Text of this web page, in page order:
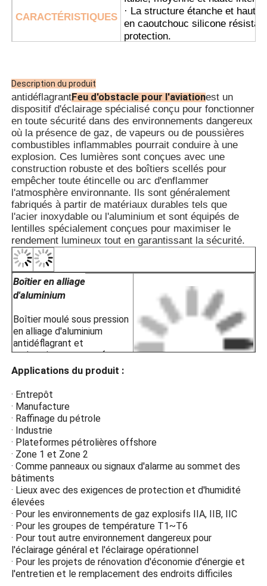
CARACTÉRISTIQUES
· La structure étanche et
en caoutchouc silicone
protection.
s'allumant automatiquement la
s'éteignant pendant la journée.
· La synchronisation sans fil
l'utilisation et l'installation ;
· Il convient au câblage de
APPL
· Plateformes pétrolières et
· Usines de traitement chimique
· Silos à grains et moulins à
· Plates-formes de forage
· Stations GNL
· Mines de charbon et
· Entrepôts de stockage
Description du produit
antidéflagrantFeu d'obstacle pour l'aviationest un
dispositif d'éclairage spécialisé conçu pour fonctionner
en toute sécurité dans des environnements dangereux
où la présence de gaz, de vapeurs ou de poussières
combustibles inflammables pourrait conduire à une
explosion. Ces lumières sont conçues avec une
construction robuste et des boîtiers scellés pour
empêcher toute étincelle ou arc d'enflammer
l'atmosphère environnante. Ils sont généralement
fabriqués à partir de matériaux durables tels que
l'acier inoxydable ou l'aluminium et sont équipés de
lentilles spécialement conçues pour maximiser le
rendement lumineux tout en garantissant la sécurité.
Boîtier en alliage
d'aluminium
Boîtier moulé sous pression
en alliage d'aluminium
antidéflagrant et
antistatique avec surface
en plastique pulvérisée
électrostatiquement pour
une résistance à la
corrosion, antistatique et
aux chocs.
résistance
La protection
trempé à haute résistance
d'arc provenant de
l'éclairage d'entrer en
contact avec des gaz
inflammables et de
provoquer des explosions.
Conception économe en
Applications du produit :
· Entrepôt
· Manufacture
· Raffinage du pétrole
· Industrie
· Plateformes pétrolières offshore
· Zone 1 et Zone 2
· Comme panneaux ou signaux d'alarme au sommet des
bâtiments
· Lieux avec des exigences de protection et d'humidité
élevées
· Pour les environnements de gaz explosifs IIA, IIB, IIC
· Pour les groupes de température T1~T6
· Pour tout autre environnement dangereux pour
l'éclairage général et l'éclairage opérationnel
· Pour les projets de rénovation d'économie d'énergie et
l'entretien et le remplacement des endroits difficiles